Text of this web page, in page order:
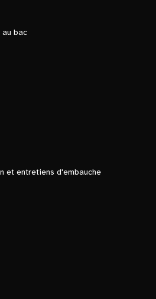
au bac
et entretiens d'embauche